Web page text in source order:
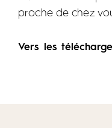
porte-serviettes
disponible en
receveur de douche
Duplo célèbre la
touche d’originalité
proche de chez
Vers les